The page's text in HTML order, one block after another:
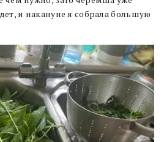
и накануне я собрала большую